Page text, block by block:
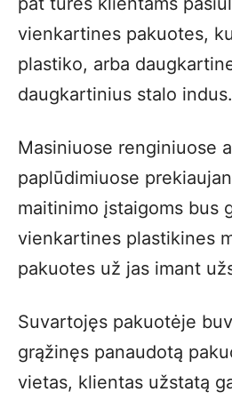
vienkartines pakuotes,
plastiko, arba
daugkartinius stalo indus.
Masiniuose renginiuose
paplūdimiuose
maitinimo įstaigoms bus
vienkartines plastikines
pakuotes už jas imant
Suvartojęs pakuotėje
grąžinęs panaudotą
vietas, klientas užstatą